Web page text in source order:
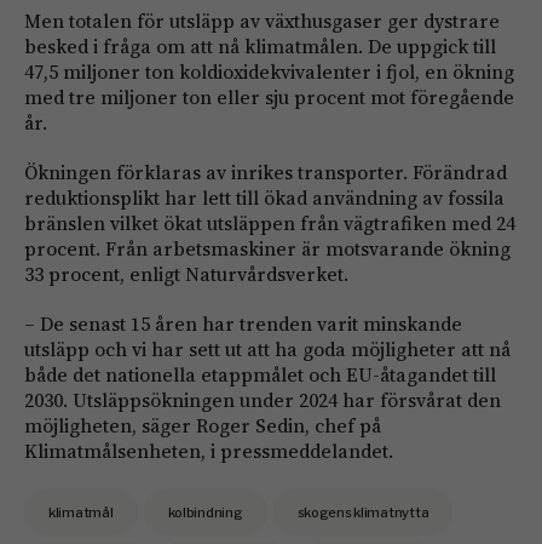
Men totalen för utsläpp av växthusgaser ger dystrare
besked i fråga om att nå klimatmålen. De uppgick till
47,5 miljoner ton koldioxidekvivalenter i fjol, en ökning
med tre miljoner ton eller sju procent mot föregående
år.
Ökningen förklaras av inrikes transporter. Förändrad
reduktionsplikt har lett till ökad användning av fossila
bränslen vilket ökat utsläppen från vägtrafiken med 24
procent. Från arbetsmaskiner är motsvarande ökning
33 procent, enligt Naturvårdsverket.
– De senast 15 åren har trenden varit minskande
utsläpp och vi har sett ut att ha goda möjligheter att nå
både det nationella etappmålet och EU-åtagandet till
2030. Utsläppsökningen under 2024 har försvårat den
möjligheten, säger Roger Sedin, chef på
Klimatmålsenheten, i pressmeddelandet.
klimatmål kolbindning skogens klimatnytta